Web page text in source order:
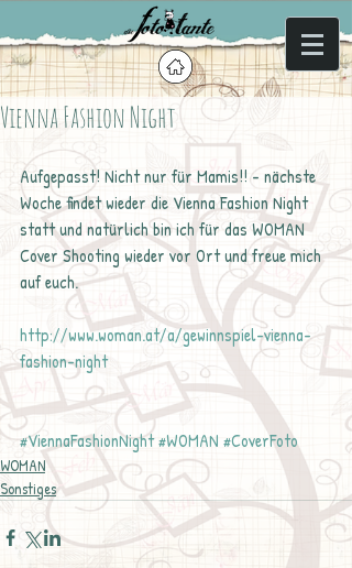
Vienna Fashion Night
Aufgepasst! Nicht nur für Mamis!! - nächste
Woche findet wieder die Vienna Fashion Night
statt und natürlich bin ich für das WOMAN
Cover Shooting wieder vor Ort und freue mich
auf euch.
http://www.woman.at/a/gewinnspiel-vienna-
fashion-night
#ViennaFashionNight#WOMAN #CoverFoto
WOMAN
Sonstiges